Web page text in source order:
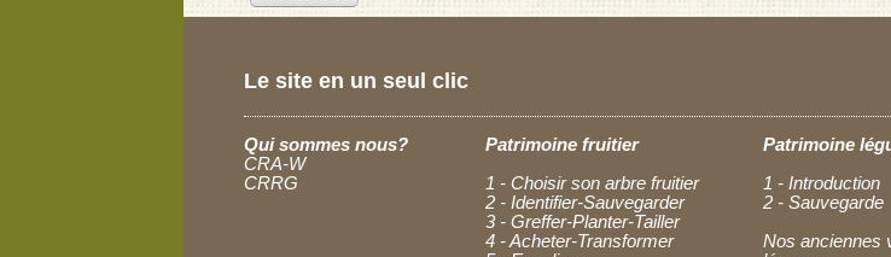
Le site en un seul clic
Qui sommes nous?
CRA-W
CRRG
Patrimoine fruitier
1 - Choisir son arbre fruitier
2 - Identifier-Sauvegarder
3 - Greffer-Planter-Tailler
4 - Acheter-Transformer
Patrimoine
1 - Introduction
2 - Sauvegarde
Nos anciennes